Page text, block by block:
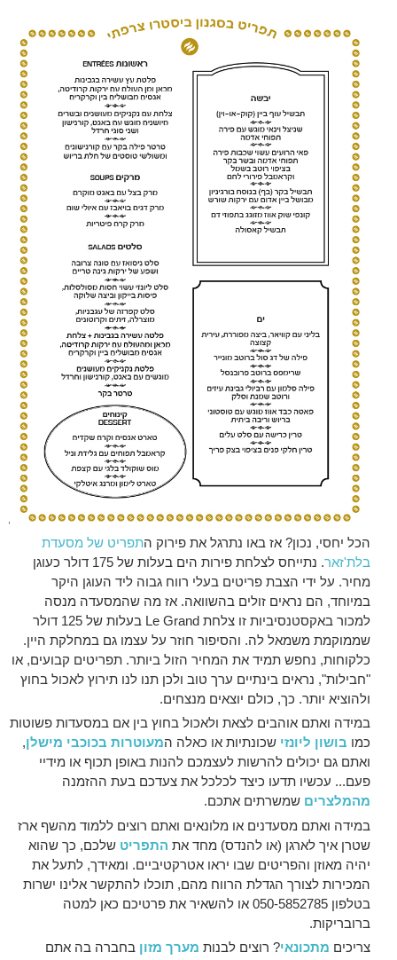
הכל יחסי, נכון? אז באו נתרגל את פירוק התפריט של מסעדת
בלת'זאר
. נתייחס לצלחת פירות הים בעלות של 175 דולר כעוגן
מחיר. על ידי הצבת פריטים בעלי רווח גבוה ליד העוגן היקר
במיוחד, הם נראים זולים בהשוואה. אז מה שהמסעדה מנסה
למכור באקסטנסיביות זו צלחת Le Grand בעלות של 125 דולר
שממוקמת משמאל לה. והסיפור חוזר על עצמו גם במחלקת היין.
כלקוחות, נחפש תמיד את המחיר הזול ביותר. תפריטים קבועים, או
"חבילות", נראים בינתיים ערך טוב ולכן תנו לנו תירוץ לאכול בחוץ
ולהוציא יותר. כך, כולם יוצאים מנצחים.
במידה ואתם אוהבים לצאת ולאכול בחוץ בין אם במסעדות פשוטות
כמו בושון ליונזי שכונתיות או כאלה המעוטרות בכוכבי מישלן,
ואתם גם יכולים להרשות לעצמכם להנות באופן תכוף או מידיי
פעם... עכשיו תדעו כיצד לכלכל את צעדכם בעת ההזמנה
מהמלצרים שמשרתים אתכם.
במידה ואתם מסעדנים או מלונאים ואתם רוצים ללמוד מהשף ארז
שטרן איך לארגן (או להנדס) מחד את התפריט שלכם, כך שהוא
יהיה מאוזן והפריטים שבו יראו אטרקטיביים. ומאידך, לתעל את
המכירות לצורך הגדלת הרווח מהם, תוכלו להתקשר אלינו ישרות
בטלפון 050-5852785 או להשאיר את פרטיכם כאן למטה
ברובריקות.
צריכים מתכונאי? רוצים לבנות מערך מזון בחברה בה אתם